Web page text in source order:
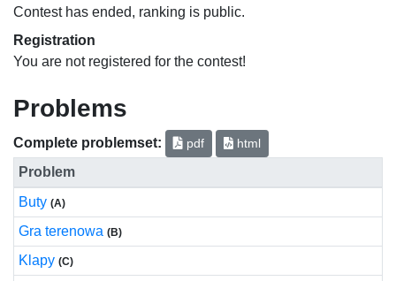
Contest has ended, ranking is public.
Registration
You are not registered for the contest!
Problems
Complete problemset: pdf html
Problem
Buty (A)
Gra terenowa (B)
Klapy (C)